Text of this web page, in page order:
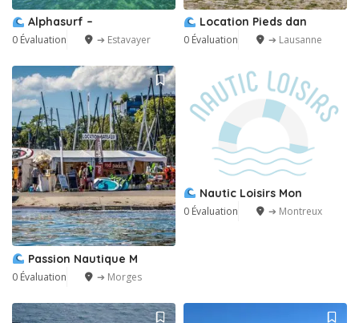
Alphasurf –
0 Évaluation ➔ Estavayer
Location Pieds dan
0 Évaluation ➔ Lausanne
Passion Nautique M
0 Évaluation ➔ Morges
Nautic Loisirs Mon
0 Évaluation ➔ Montreux